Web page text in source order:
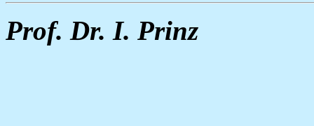
Prof. Dr. I. Prinz